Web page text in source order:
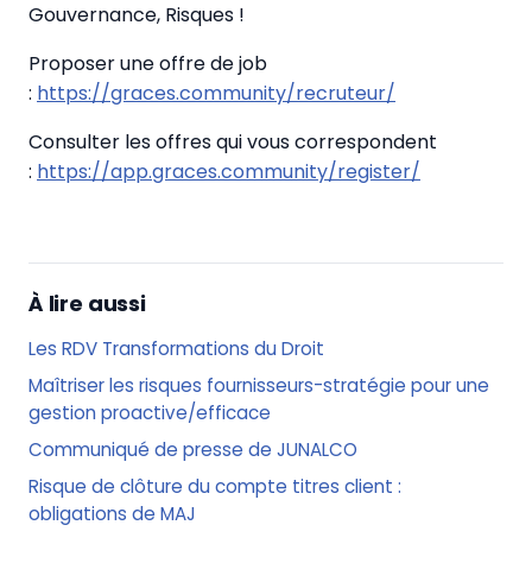
Gouvernance, Risques !
Proposer une offre de job
: https://graces.community/recruteur/
Consulter les offres qui vous correspondent
: https://app.graces.community/register/
À lire aussi
Les RDV Transformations du Droit
Maîtriser les risques fournisseurs-stratégie pour une
gestion proactive/efficace
Communiqué de presse de JUNALCO
Risque de clôture du compte titres client :
obligations de MAJ